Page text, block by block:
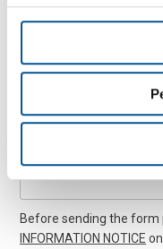
Before sending the
INFORMATION NOTICE